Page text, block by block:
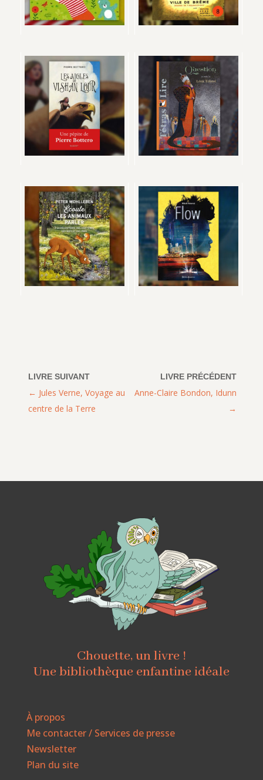
Anne-Claire Bondon, Idunn
Jules Verne, Voyage au
centre de la Terre
Chouette, un livre !
Une bibliothèque enfantine idéale
À propos
Me contacter / Services de presse
Newsletter
Plan du site